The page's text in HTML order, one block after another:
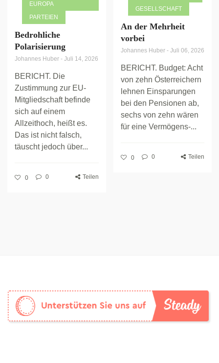
UROPA
PARTEIEN
Bedrohliche
Polarisierung
Johannes Huber - Juli 14, 2026
BERICHT. Die
Zustimmung zur EU-
Mitgliedschaft befinde
sich auf einem
Allzeithoch, heißt es.
Das ist nicht falsch,
täuscht jedoch über...
0 0 Teilen
GESELLSCHAFT
An der Mehrheit
vorbei
Johannes Huber - Juli 06, 2026
BERICHT. Budget: Acht
von zehn Österreichern
lehnen Einsparungen
bei den Pensionen ab,
sechs von zehn wären
für eine Vermögens-...
0 0 Teilen